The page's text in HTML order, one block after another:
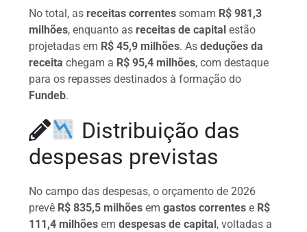
No total, as receitas correntes somam R$ 981,3
milhões, enquanto as receitas de capital estão
projetadas em R$ 45,9 milhões. Asdeduções da
receita chegam a R$ 95,4 milhões, com destaque
para os repasses destinados à formação do
Fundeb.
Distribuição das
despesas previstas
No campo das despesas, o orçamento de 2026
prevê R$ 835,5 milhões emgastos correntes e R$
111,4 milhões emdespesas de capital , voltadas a